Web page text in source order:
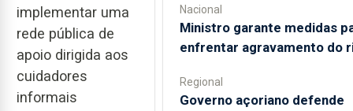
implementar uma
rede pública de
apoio dirigida aos
cuidadores
informais
Nacional
Ministro garante medidas
enfrentar agravamento do
Regional
Governo açoriano defende